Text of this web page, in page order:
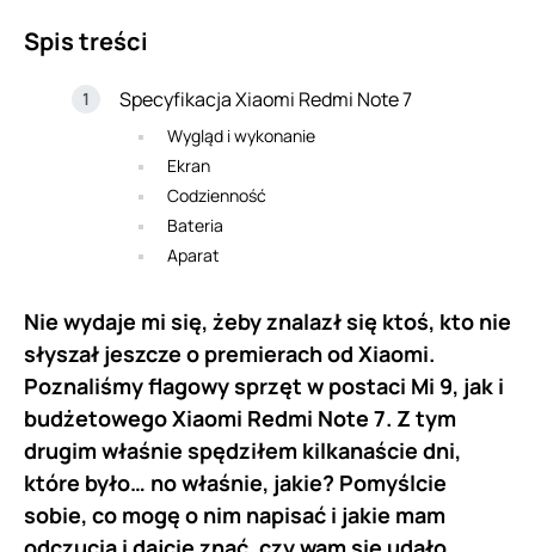
Spis treści
Specyfikacja Xiaomi Redmi Note 7
Wygląd i wykonanie
Ekran
Codzienność
Bateria
Aparat
Nie wydaje mi się, żeby znalazł się ktoś, kto nie
słyszał jeszcze o premierach od Xiaomi.
Poznaliśmy flagowy sprzęt w postaci Mi 9, jak i
budżetowego Xiaomi Redmi Note 7. Z tym
drugim właśnie spędziłem kilkanaście dni,
które było… no właśnie, jakie? Pomyślcie
sobie, co mogę o nim napisać i jakie mam